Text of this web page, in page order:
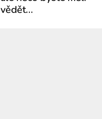
vědět…